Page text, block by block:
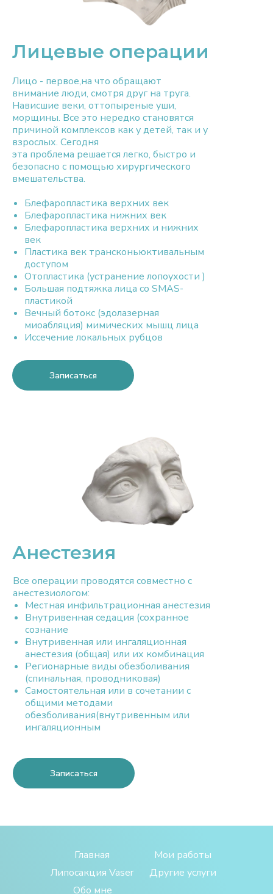
Лицевые операции
Лицо - первое,на что обращают
внимание люди, смотря друг на труга.
Нависшие веки, оттопыреные уши,
морщины. Все это нередко становятся
причиной комплексов как у детей, так и у
взрослых. Сегодня
эта проблема решается легко, быстро и
безопасно с помощью хирургического
вмешательства.
Блефаропластика верхних век
Блефаропластика нижних век
Блефаропластика верхних и нижних
век
Пластика век трансконьюктивальным
доступом
Отопластика (устранение лопоухости )
Большая подтяжка лица со SMAS-
пластикой
Вечный ботокс (эдолазерная
миоабляция) мимических мышц лица
Иссечение локальных рубцов
Записаться
Анестезия
Все операции проводятся совместно с
анестезиологом:
Местная инфильтрационная анестезия
Внутривенная седация (сохранное
сознание
Внутривенная или ингаляционная
анестезия (общая) или их комбинация
Регионарные виды обезболивания
(спинальная, проводниковая)
Самостоятельная или в сочетании с
общими методами
обезболивания(внутривенным или
ингаляционным
Записаться
Главная
Обо мне
Липосакция Vaser
Мои работы
Другие услуги